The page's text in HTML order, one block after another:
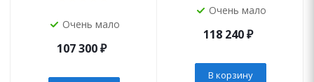
Очень мало
107 300₽
Очень мало
118 240₽
В корзину